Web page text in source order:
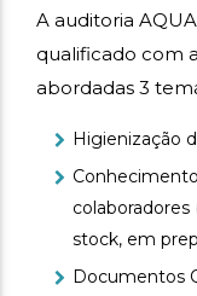
A auditoria
qualificado com
abordadas 3
Higienização
stock, em
Documentos